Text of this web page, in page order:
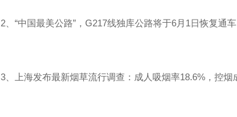
2、“中国最美公路”，G217线独库公路将于6月1日恢复通车
3、上海发布最新烟草流行调查：成人吸烟率18.6%，控烟